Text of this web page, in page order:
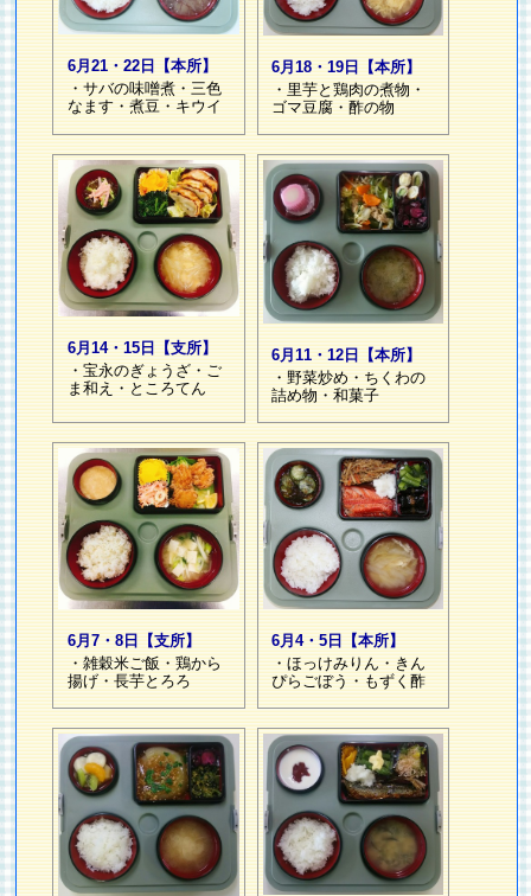
6月21・22日【本所】
・サバの味噌煮・三色
なます・煮豆・キウイ
6月18・19日【本所】
・里芋と鶏肉の煮物・
ゴマ豆腐・酢の物
6月14・15日【支所】
・宝永のぎょうざ・ご
ま和え・ところてん
6月11・12日【本所】
・野菜炒め・ちくわの
詰め物・和菓子
6月7・8日【支所】
・雑穀米ご飯・鶏から
揚げ・長芋とろろ
6月4・5日【本所】
・ほっけみりん・きん
ぴらごぼう・もずく酢